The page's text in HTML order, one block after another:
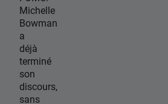
Michelle
Bowman
a
déjà
terminé
son
discours,
sans